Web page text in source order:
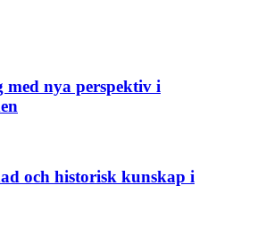
med nya perspektiv i
och historisk kunskap i